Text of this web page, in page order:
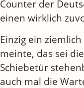
Counter der
einen wirklich
Einzig ein
meinte, das sei
Schiebetür
auch mal die